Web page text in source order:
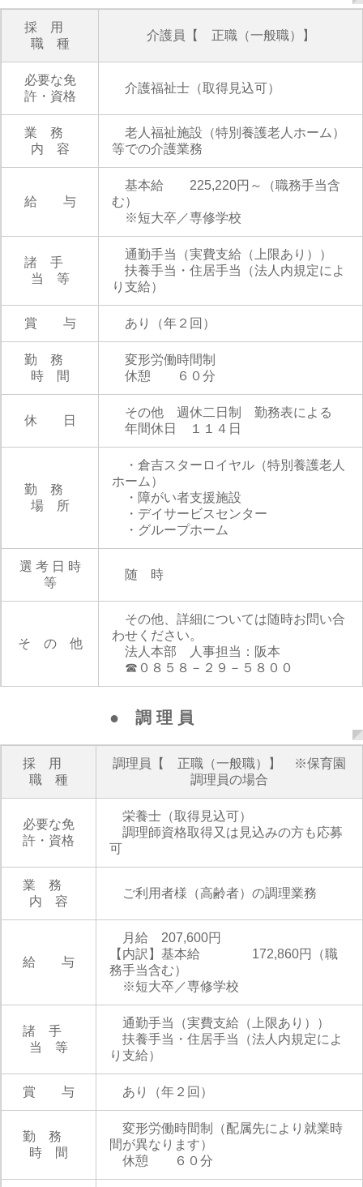
採 用
職 種
介護員【 正職（一般職）】
必要な免
許・資格
介護福祉士（取得見込可）
業 務
内 容
老人福祉施設（特別養護老人ホーム）
等での介護業務
給 与
基本給 225,220円～（職務手当含
む）
※短大卒／専修学校
諸 手
当 等
通勤手当（実費支給（上限あり））
扶養手当・住居手当（法人内規定によ
り支給）
賞 与 あり（年２回）
勤 務
時 間
変形労働時間制
休憩 ６０分
休 日
その他 週休二日制 勤務表による
年間休日 １１４日
勤 務
場 所
・倉吉スターロイヤル（特別養護老人
ホーム）
・障がい者支援施設
・デイサービスセンター
・グループホーム
選 考 日 時
等
随 時
そ の 他
その他、詳細については随時お問い合
わせください。
法人本部 人事担当：阪本
☎０８５８－２９－５８００
● 調 理 員
採 用
職 種
調理員【 正職（一般職）】 ※保育園
調理員の場合
必要な免
許・資格
栄養士（取得見込可）
調理師資格取得又は見込みの方も応募
可
業 務
内 容
ご利用者様（高齢者）の調理業務
給 与
月給 207,600円
【内訳】基本給 172,860円（職
務手当含む）
※短大卒／専修学校
諸 手
当 等
通勤手当（実費支給（上限あり））
扶養手当・住居手当（法人内規定によ
り支給）
賞 与 あり（年２回）
勤 務
時 間
変形労働時間制（配属先により就業時
間が異なります）
休憩 ６０分